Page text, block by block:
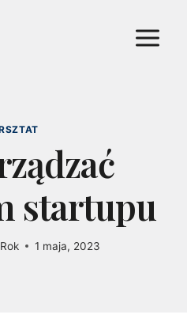
startupu
1 maja, 2023